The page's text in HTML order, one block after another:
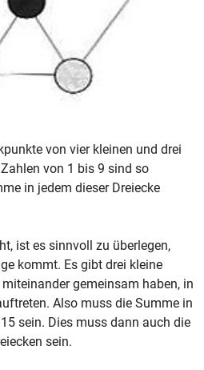
von vier kleinen und drei
von 1 bis 9 sind so
in jedem dieser Dreiecke
ist es sinnvoll zu überlegen,
kommt. Es gibt drei kleine
gemeinsam haben, in
Also muss die Summe in
sein. Dies muss dann auch die
sein.